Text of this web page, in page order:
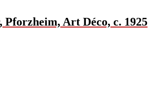
Art Déco, c. 1925